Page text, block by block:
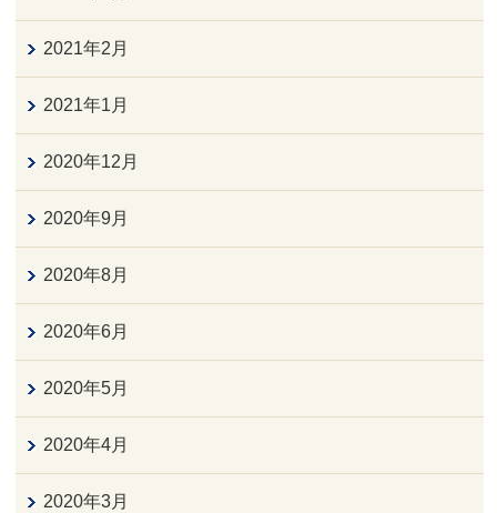
2021年2月
2021年1月
2020年12月
2020年9月
2020年8月
2020年6月
2020年5月
2020年4月
2020年3月